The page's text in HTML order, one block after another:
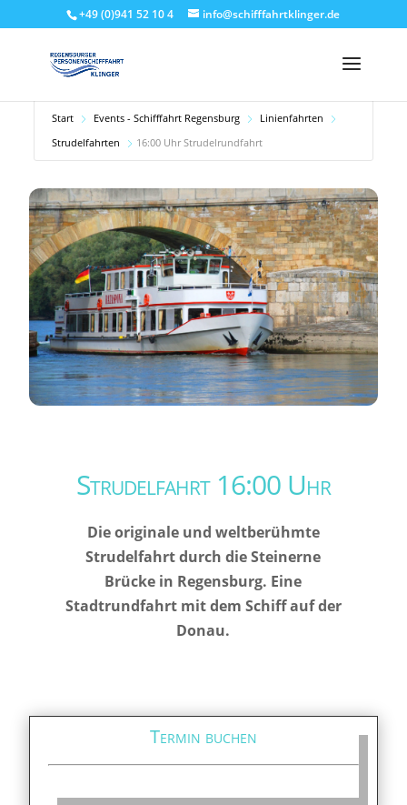
+49 (0)941 52 10 4 info@schifffahrtklinger.de
Start Events - Schifffahrt Regensburg
Linienfahrten
Strudelfahrten
16:00 Uhr Strudelrundfahrt
Strudelfahrt 16:00 Uhr
Die originale und weltberühmte
Strudelfahrt durch die Steinerne
Brücke in Regensburg. Eine
Stadtrundfahrt mit dem Schiff auf der
Donau.
Termin buchen